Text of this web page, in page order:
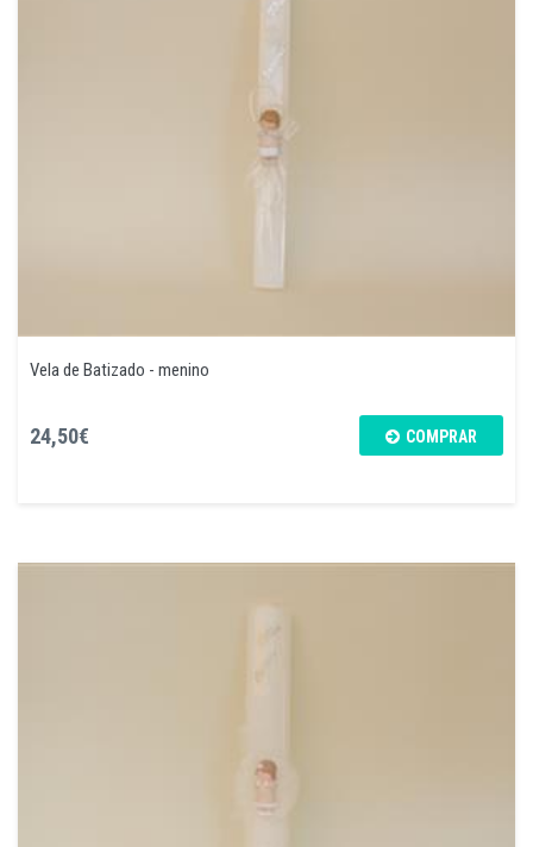
Vela de Batizado - menino
24,50€ COMPRAR